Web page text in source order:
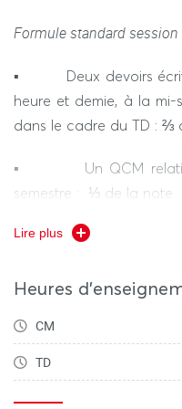
aim at developing
discussion based on a
primary and secondary
Formule standard
▪ Deux devoirs écrits
heure et demie, à la
dans le cadre du TD : ⅔
▪ Un QCM relatif
semestre : ⅓ de la note
Formule dérogatoire
▪ Un devoir écrit
Session 2 :
Lire plus
Heures
CM
TD